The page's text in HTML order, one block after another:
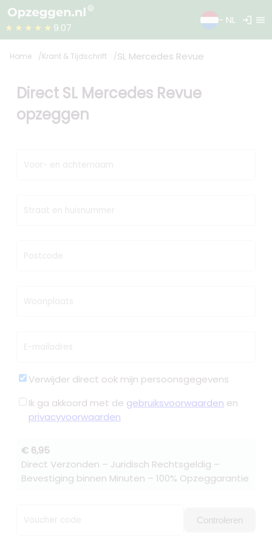
★★★★★ 9.07
- NL login menu
Home Krant & Tijdschrift SL Mercedes Revue
Direct SL Mercedes Revue
opzeggen
Voor- en achternaam
Straat en huisnummer
Postcode
Woonplaats
E-mailadres
Verwijder direct ook mijn persoonsgegevens
Ik ga akkoord met de gebruiksvoorwaarden en
privacyvoorwaarden
€ 6,95
Direct Verzonden – Juridisch Rechtsgeldig –
Bevestiging binnen Minuten – 100% Opzeggarantie
Voucher code Controleren